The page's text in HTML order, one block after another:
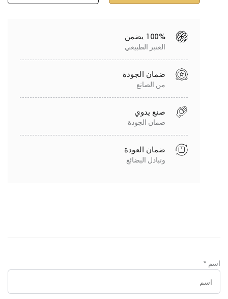
100% يضمن
العنبر الطبيعي
ضمان الجودة
من الصانع
صنع يدوي
ضمان الجودة
ضمان العودة
وتبادل البضائع
اسم *